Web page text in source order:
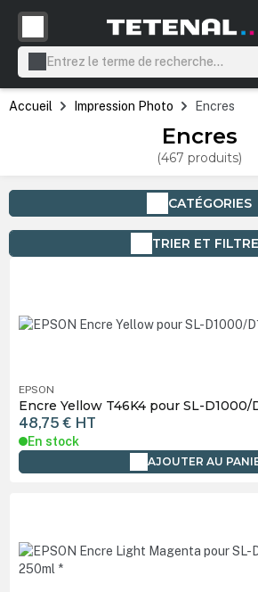
principal
Accueil Impression Photo Encres
Encres
(467 produits)
CATÉGORIES
TRIER ET
EPSON
Encre Yellow T46K4 pour SL-D1000/
48,75 € HT
En stock
AJOUTER AU